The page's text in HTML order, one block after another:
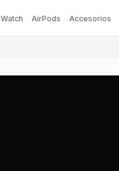
Watch AirPods Accesorios